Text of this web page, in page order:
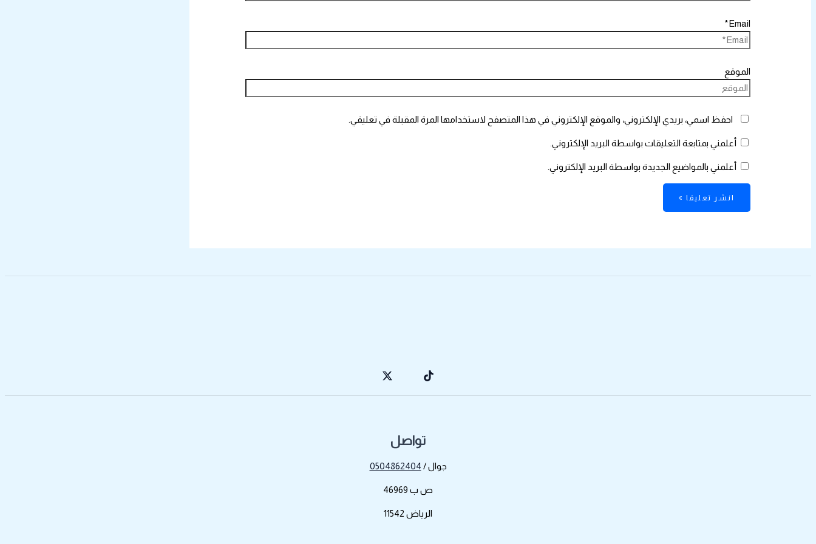
Email*
الموقع
احفظ اسمي، بريدي الإلكتروني، والموقع الإلكتروني في هذا المتصفح لاستخدامها المرة المقبلة في تعليقي.
أعلمني بمتابعة التعليقات بواسطة البريد الإلكتروني.
أعلمني بالمواضيع الجديدة بواسطة البريد الإلكتروني.
تواصل
جوال / 0504862404
ص ب 46969
الرياض 11542